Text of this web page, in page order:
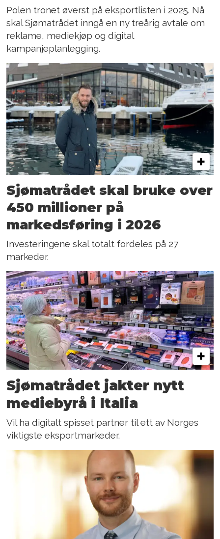
Polen tronet øverst på eksportlisten i 2025. Nå
skal Sjømatrådet inngå en ny treårig avtale om
reklame, mediekjøp og digital
kampanjeplanlegging.
Sjømatrådet skal bruke over
450 millioner på
markedsføring i 2026
Investeringene skal totalt fordeles på 27
markeder.
Sjømatrådet jakter nytt
mediebyrå i Italia
Vil ha digitalt spisset partner til ett av Norges
viktigste eksportmarkeder.